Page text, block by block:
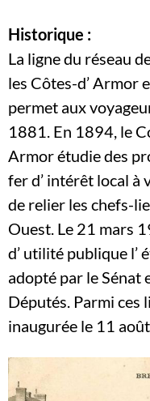
Historique :
La ligne du réseau
les Côtes-d’ Armor
permet aux
1881. En 1894, le
Armor étudie des
fer d’ intérêt local
de relier les chefs-
Ouest. Le 21 mars
d’ utilité publique l’
adopté par le Sénat
Députés. Parmi ces
inaugurée le 11